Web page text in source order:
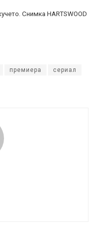
Снимка HARTSWOOD
премиера сериал